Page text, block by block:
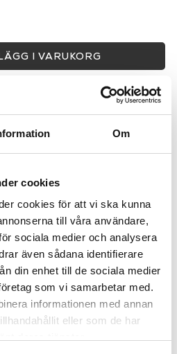
Om
cookies
cookies för att vi ska kunna
till våra användare,
sociala medier och analysera
även sådana identifierare
din enhet till de sociala medier
som vi samarbetar med.
informationen med annan
eller som de har
I VARUKORG
möbler